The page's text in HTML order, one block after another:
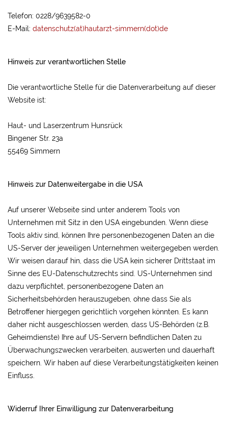
Telefon: 0228/9639582-0
E-Mail: datenschutz(at)hautarzt-simmern(dot)de
Hinweis zur verantwortlichen Stelle
Die verantwortliche Stelle für die Datenverarbeitung auf dieser
Website ist:
Haut- und Laserzentrum Hunsrück
Bingener Str. 23a
55469 Simmern
Hinweis zur Datenweitergabe in die USA
Auf unserer Webseite sind unter anderem Tools von
Unternehmen mit Sitz in den USA eingebunden. Wenn diese
Tools aktiv sind, können Ihre personenbezogenen Daten an die
US-Server der jeweiligen Unternehmen weitergegeben werden.
Wir weisen darauf hin, dass die USA kein sicherer Drittstaat im
Sinne des EU-Datenschutzrechts sind. US-Unternehmen sind
dazu verpflichtet, personenbezogene Daten an
Sicherheitsbehörden herauszugeben, ohne dass Sie als
Betroffener hiergegen gerichtlich vorgehen könnten. Es kann
daher nicht ausgeschlossen werden, dass US-Behörden (z.B.
Geheimdienste) Ihre auf US-Servern befindlichen Daten zu
Überwachungszwecken verarbeiten, auswerten und dauerhaft
speichern. Wir haben auf diese Verarbeitungstätigkeiten keinen
Einfluss.
Widerruf Ihrer Einwilligung zur Datenverarbeitung